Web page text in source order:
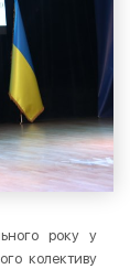
року у
колективу